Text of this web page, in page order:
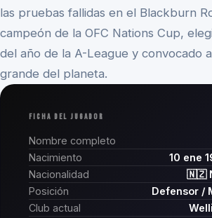
las pruebas fallidas en el Blackburn
campeón de la OFC Nations Cup,
del año de la A-League y convocado
grande del planeta.
FICHA DEL JUGADOR
Nombre completo
Nacimiento
10 ene
Nacionalidad
🇳🇿
Posición
Defensor /
Club actual